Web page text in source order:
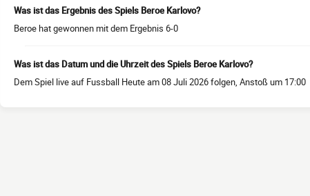
Was ist das Ergebnis des Spiels Beroe Karlovo?
Beroe hat gewonnen mit dem Ergebnis 6-0
Was ist das Datum und die Uhrzeit des Spiels Beroe Karlovo?
Dem Spiel live auf Fussball Heute am 08 Juli 2026 folgen, Anstoß um 17:00